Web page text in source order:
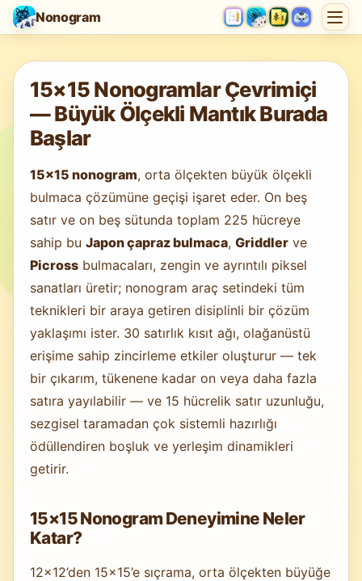
Nonogram
Oyun yükleniyor…
15×15 Nonogramlar Çevrimiçi
— Büyük Ölçekli Mantık Burada
Başlar
15×15 nonogram, orta ölçekten büyük ölçekli
bulmaca çözümüne geçişi işaret eder. On beş
satır ve on beş sütunda toplam 225 hücreye
sahip bu Japon çapraz bulmaca, Griddler ve
Picross bulmacaları, zengin ve ayrıntılı piksel
sanatları üretir; nonogram araç setindeki tüm
teknikleri bir araya getiren disiplinli bir çözüm
yaklaşımı ister. 30 satırlık kısıt ağı, olağanüstü
erişime sahip zincirleme etkiler oluşturur — tek
bir çıkarım, tükenene kadar on veya daha fazla
satıra yayılabilir — ve 15 hücrelik satır uzunluğu,
sezgisel taramadan çok sistemli hazırlığı
ödüllendiren boşluk ve yerleşim dinamikleri
getirir.
15×15 Nonogram Deneyimine Neler
Katar?
12×12’den 15×15’e sıçrama, orta ölçekten büyüğe